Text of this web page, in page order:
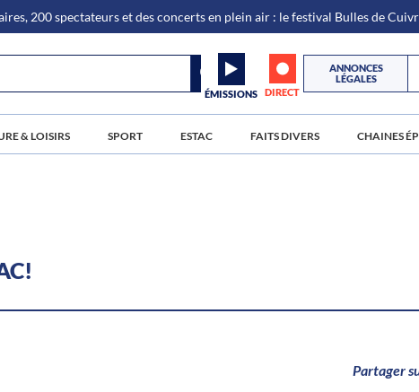
200 spectateurs et des concerts en plein air : le festival Bulles de
ÉMISSIONS DIRECT
ANNONCES
LÉGALES
& LOISIRS SPORT ESTAC FAITS DIVERS CHAINES
Partager